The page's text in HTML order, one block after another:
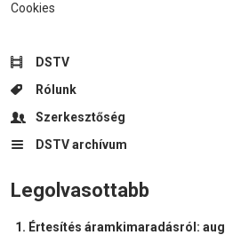
Cookies
DSTV
Rólunk
Szerkesztőség
DSTV archívum
Legolvasottabb
Értesítés áramkimaradásról: